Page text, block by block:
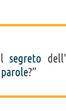
segreto dell'
parole?”